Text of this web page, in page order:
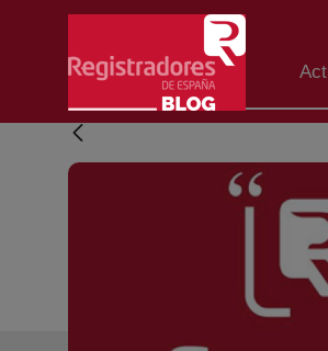
Skip to Main Content